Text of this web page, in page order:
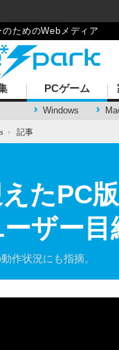
ためのWebメディア
PCゲーム
Windows
› 記事
たPC
ーザー
作状況にも指摘。